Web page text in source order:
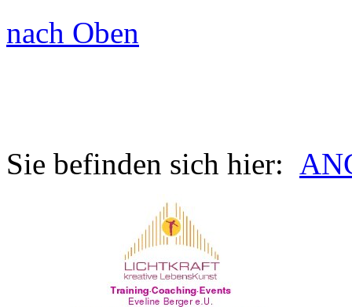
nach Oben
Sie befinden sich hier: